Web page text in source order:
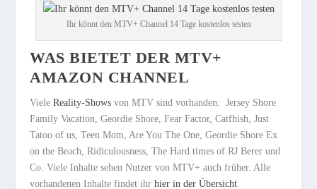
Ihr könnt den MTV+ Channel 14 Tage kostenlos testen
WAS BIETET DER MTV+
AMAZON CHANNEL
VieleReality-Shows von MTV sind vorhanden: Jersey Shore
Family Vacation, Geordie Shore, Fear Factor, Catfhish, Just
Tatoo of us, Teen Mom, Are You The One, Geordie Shore Ex
on the Beach, Ridiculousness, The Hard times of RJ Berer und
Co. Viele Inhalte sehen Nutzer von MTV+ auch früher. Alle
vorhandenen Inhalte findet ihrhier in der Übersicht.